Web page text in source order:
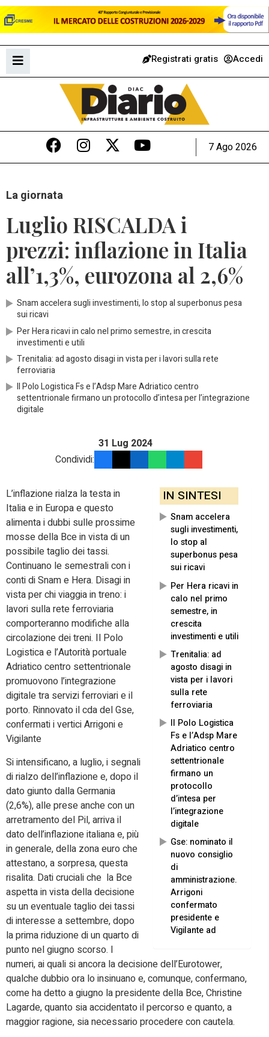
Registrati gratis Accedi
7 Ago 2026
La giornata
Luglio RISCALDA i
prezzi: inflazione in Italia
all’1,3%, eurozona al 2,6%
Snam accelera sugli investimenti, lo stop al superbonus pesa
sui ricavi
Per Hera ricavi in calo nel primo semestre, in crescita
investimenti e utili
Trenitalia: ad agosto disagi in vista per i lavori sulla rete
ferroviaria
Il Polo Logistica Fs e l’Adsp Mare Adriatico centro
settentrionale firmano un protocollo d’intesa per l’integrazione
digitale
31 Lug 2024
Condividi:
IN SINTESI
Snam accelera
sugli investimenti,
lo stop al
superbonus pesa
sui ricavi
Per Hera ricavi in
calo nel primo
semestre, in
crescita
investimenti e utili
Trenitalia: ad
agosto disagi in
vista per i lavori
sulla rete
ferroviaria
Il Polo Logistica
Fs e l’Adsp Mare
Adriatico centro
settentrionale
firmano un
protocollo
d’intesa per
l’integrazione
digitale
Gse: nominato il
nuovo consiglio
di
amministrazione.
Arrigoni
confermato
presidente e
Vigilante ad
L’inflazione rialza la testa in
Italia e in Europa e questo
alimenta i dubbi sulle prossime
mosse della Bce in vista di un
possibile taglio dei tassi.
Continuano le semestrali con i
conti di Snam e Hera. Disagi in
vista per chi viaggia in treno: i
lavori sulla rete ferroviaria
comporteranno modifiche alla
circolazione dei treni. Il Polo
Logistica e l’Autorità portuale
Adriatico centro settentrionale
promuovono l’integrazione
digitale tra servizi ferroviari e il
porto. Rinnovato il cda del Gse,
confermati i vertici Arrigoni e
Vigilante
Si intensificano, a luglio, i segnali
di rialzo dell’inflazione e, dopo il
dato giunto dalla Germania
(2,6%), alle prese anche con un
arretramento del Pil, arriva il
dato dell’inflazione italiana e, più
in generale, della zona euro che
attestano, a sorpresa, questa
risalita. Dati cruciali che la Bce
aspetta in vista della decisione
su un eventuale taglio dei tassi
di interesse a settembre, dopo
la prima riduzione di un quarto di
punto nel giugno scorso. I
numeri, ai quali si ancora la decisione dell’Eurotower,
qualche dubbio ora lo insinuano e, comunque, confermano,
come ha detto a giugno la presidente della Bce, Christine
Lagarde, quanto sia accidentato il percorso e quanto, a
maggior ragione, sia necessario procedere con cautela.